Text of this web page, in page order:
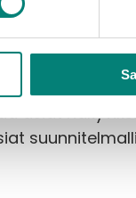
ja
että
– tämä
asiat